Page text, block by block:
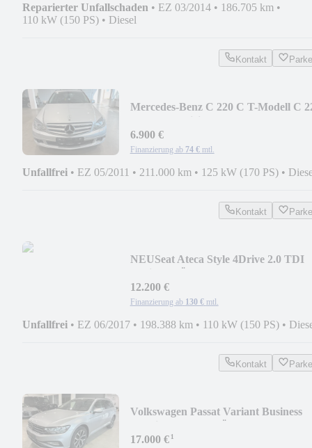
Reparierter Unfallschaden • EZ 03/2014 • 186.705 km •
110 kW (150 PS) • Diesel
Kontakt
Mercedes-Benz C 220 C T-Modell C
6.900 €
Finanzierung ab 74 € mtl.
Unfallfrei • EZ 05/2011 • 211.000 km • 125 kW (170 PS) •
Kontakt
NEUSeat Ateca Style 4Drive 2.0 TDI
12.200 €
Finanzierung ab 130 € mtl.
Unfallfrei • EZ 06/2017 • 198.388 km • 110 kW (150 PS) •
Kontakt
Volkswagen Passat Variant Business
17.000 €¹